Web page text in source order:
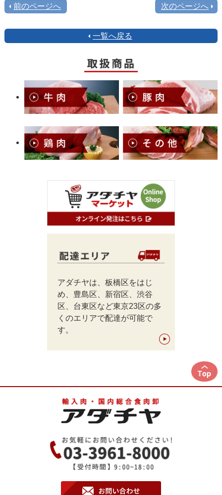
前のページへ 次のページへ
一覧へ戻る
アダチヤは、板橋区をはじ
め、豊島区、新宿区、渋谷
区、台東区など東京23区の多
くのエリアで配達が可能で
す。